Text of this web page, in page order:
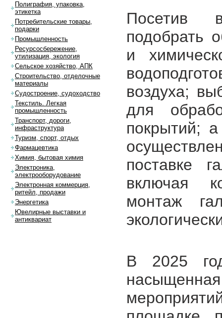
Посетив
подобрать
и
воздуха;
для
покрытий;
поставке
включая
монтаж
В 2025
Полиграфия, упаковка,
этикетка
Потребительские товары,
подарки
Промышленность
Ресурсосбережение,
утилизация, экология
Сельское хозяйство, АПК
Строительство, отделочные
материалы
Судостроение, судоходство
Текстиль. Легкая
промышленность
Транспорт, дороги,
инфраструктура
Туризм, спорт, отдых
Фармацевтика
Химия, бытовая химия
Электроника,
электрооборудование
Электронная коммерция,
ритейл, продажи
Энергетика
Ювелирные выставки и
антиквариат